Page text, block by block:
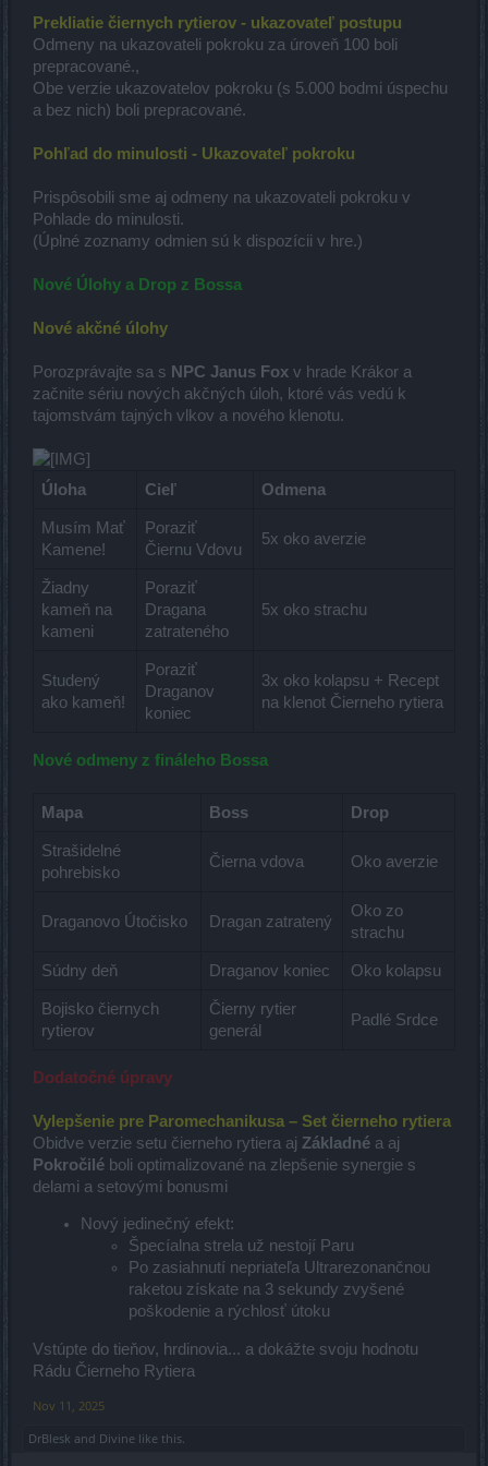
Prekliatie čiernych rytierov - ukazovateľ postupu
Odmeny na ukazovateli pokroku za úroveň 100 boli
prepracované.,
Obe verzie ukazovatelov pokroku (s 5.000 bodmi úspechu
a bez nich) boli prepracované.
Pohľad do minulosti - Ukazovateľ pokroku
Prispôsobili sme aj odmeny na ukazovateli pokroku v
Pohlade do minulosti.
(Úplné zoznamy odmien sú k dispozícii v hre.)
Nové Úlohy a Drop z Bossa
Nové akčné úlohy
Porozprávajte sa s NPC Janus Fox v hrade Krákor a
začnite sériu nových akčných úloh, ktoré vás vedú k
tajomstvám tajných vlkov a nového klenotu.
Úloha Cieľ Odmena
Musím Mať
Kamene!
Poraziť
Čiernu Vdovu
5x oko averzie
Žiadny
kameň na
kameni
Poraziť
Dragana
zatrateného
5x oko strachu
Studený
ako kameň!
Poraziť
Draganov
koniec
3x oko kolapsu + Recept
na klenot Čierneho rytiera
Nové odmeny z fináleho Bossa
Mapa Boss Drop
Strašidelné
pohrebisko
Čierna vdova Oko averzie
Draganovo Útočisko Dragan zatratený
Oko zo
strachu
Súdny deň Draganov koniec Oko kolapsu
Bojisko čiernych
rytierov
Čierny rytier
generál
Padlé Srdce
Dodatočné úpravy
Vylepšenie pre Paromechanikusa – Set čierneho rytiera
Obidve verzie setu čierneho rytiera aj Základné a aj
Pokročilé boli optimalizované na zlepšenie synergie s
delami a setovými bonusmi
Nový jedinečný efekt:
Špecíalna strela už nestojí Paru
Po zasiahnutí nepriateľa Ultrarezonančnou
raketou získate na 3 sekundy zvyšené
poškodenie a rýchlosť útoku
Vstúpte do tieňov, hrdinovia... a dokážte svoju hodnotu
Rádu Čierneho Rytiera
Nov 11, 2025
DrBlesk and Divine like this.